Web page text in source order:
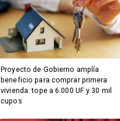
Proyecto de Gobierno amplía
beneficio para comprar primera
vivienda: tope a 6.000 UF y 30 mil
cupos